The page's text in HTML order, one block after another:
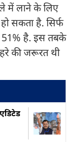
में लाने के लिए
सकता है. सिर्फ
51% है. इस तबके
की जरूरत थी